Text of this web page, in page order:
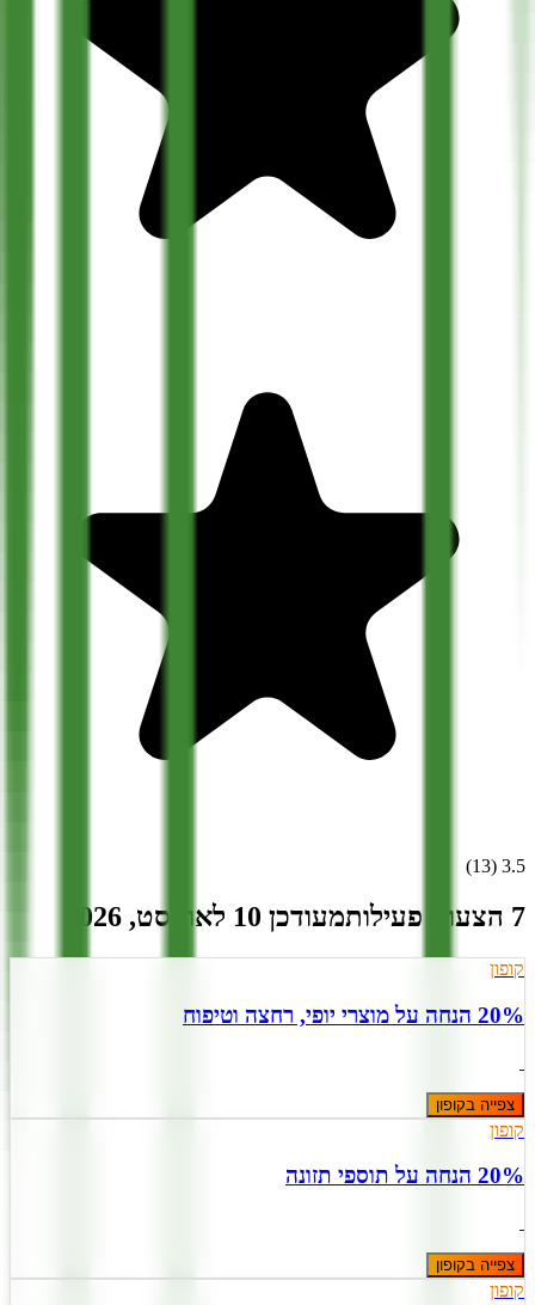
3.5
(
13
)
7 הצעות פעילות מעודכן 10 לאוגוסט,
2026
קופון
20% הנחה על מוצרי יופי, רחצה וטיפוח
צפייה בקופון
קופון
20% הנחה על תוספי תזונה
צפייה בקופון
קופון